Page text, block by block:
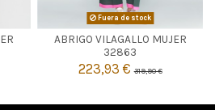
Fuera de stock
ABRIGO VILAGALLO MUJER
32863
223,93 €319,90 €
 Agotado